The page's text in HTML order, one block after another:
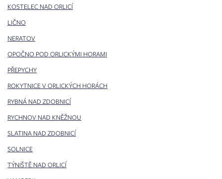
KOSTELEC NAD ORLICÍ
LIČNO
NERATOV
OPOČNO POD ORLICKÝMI HORAMI
PŘEPYCHY
ROKYTNICE V ORLICKÝCH HORÁCH
RYBNÁ NAD ZDOBNICÍ
RYCHNOV NAD KNĚŽNOU
SLATINA NAD ZDOBNICÍ
SOLNICE
TÝNIŠTĚ NAD ORLICÍ